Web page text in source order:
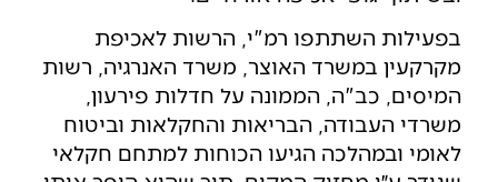
בפעילות השתתפו רמ"י, הרשות לאכיפת
מקרקעין במשרד האוצר, משרד האנרגיה, רשות
המיסים, כב"ה, הממונה על חדלות פירעון,
משרדי העבודה, הבריאות והחקלאות וביטוח
לאומי ובמהלכה הגיעו הכוחות למתחם חקלאי